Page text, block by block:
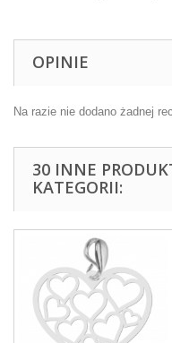
OPINIE
Na razie nie dodano żadnej
30 INNE
KATEGORII: